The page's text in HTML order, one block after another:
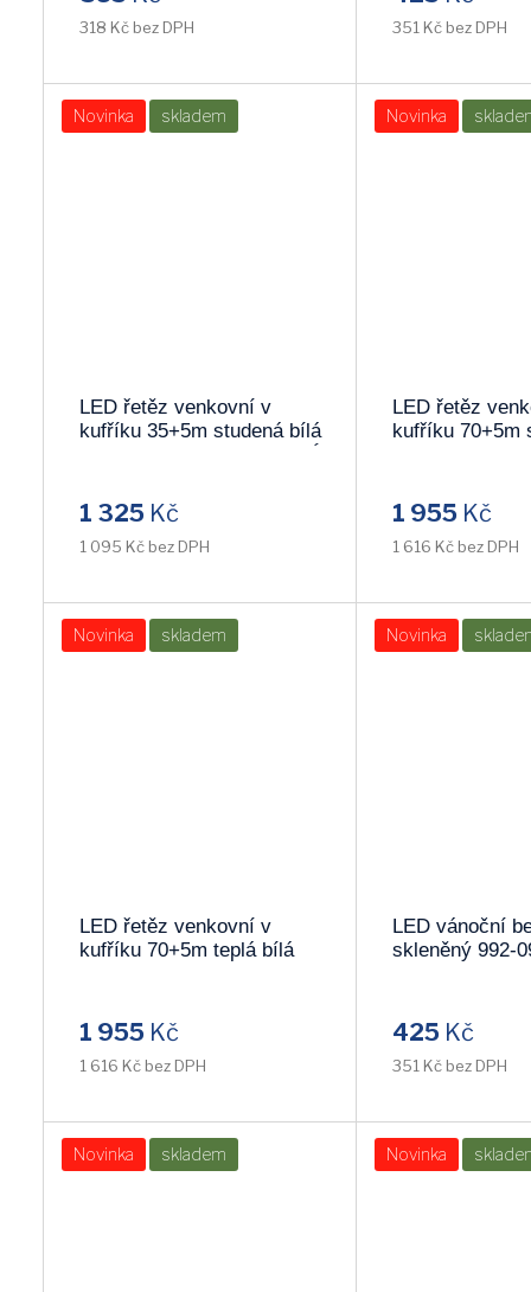
318 Kč bez DPH 351 Kč bez DPH
Novinka skladem
LED řetěz venkovní v
kufříku 35+5m studená bílá
1 325 Kč
1 095 Kč bez DPH
Novinka
LED řetěz
kufříku 70+5m
1 955 Kč
1 616 Kč bez DPH
Novinka skladem
LED řetěz venkovní v
kufříku 70+5m teplá bílá
1 955 Kč
1 616 Kč bez DPH
Novinka
LED vánoční
skleněný 992-
425 Kč
351 Kč bez DPH
Novinka skladem Novinka